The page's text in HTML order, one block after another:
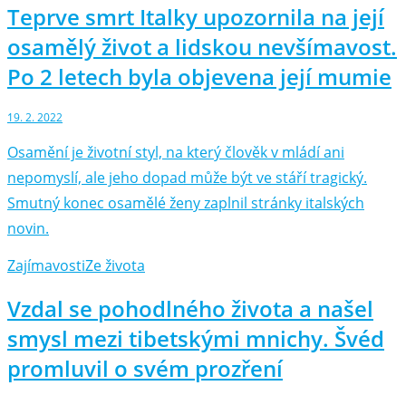
Teprve smrt Italky upozornila na její
osamělý život a lidskou nevšímavost.
Po 2 letech byla objevena její mumie
19. 2. 2022
Osamění je životní styl, na který člověk v mládí ani
nepomyslí, ale jeho dopad může být ve stáří tragický.
Smutný konec osamělé ženy zaplnil stránky italských
novin.
ZajímavostiZe života
Vzdal se pohodlného života a našel
smysl mezi tibetskými mnichy. Švéd
promluvil o svém prozření